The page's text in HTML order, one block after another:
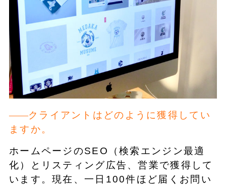
クライアントはどのように獲得してい
ますか。
ホームページのSEO（検索エンジン最適
化）とリスティング広告、営業で獲得して
います。現在、一日100件ほど届くお問い